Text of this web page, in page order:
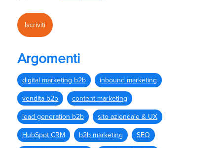
Argomenti
digital marketing b2b inbound marketing
vendita b2b content marketing
lead generation b2b sito aziendale & UX
HubSpot CRM b2b marketing SEO